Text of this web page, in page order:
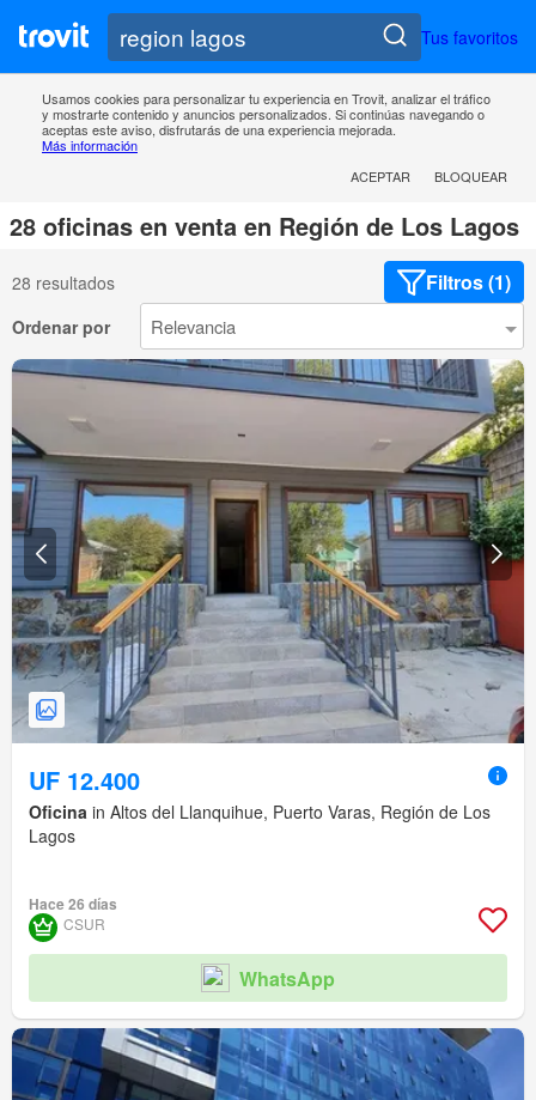
Tus favoritos
Usamos cookies para personalizar tu experiencia en Trovit, analizar el tráfico
y mostrarte contenido y anuncios personalizados. Si continúas navegando o
aceptas este aviso, disfrutarás de una experiencia mejorada.
Más información
ACEPTAR
BLOQUEAR
28 oficinas en venta en Región de Los Lagos
28 resultados Filtros (1)
Ordenar por
UF 12.400
Oficina in Altos del Llanquihue, Puerto Varas, Región de Los
Lagos
Hace 26 días
CSUR
WhatsApp